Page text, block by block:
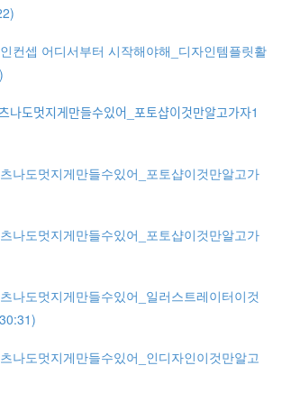
컨셉 어디서부터 시작해야해_디자인템플릿활
나도멋지게만들수있어_포토샵이것만알고가
나도멋지게만들수있어_포토샵이것만알고가
나도멋지게만들수있어_일러스트레이터이것
나도멋지게만들수있어_인디자인이것만알고